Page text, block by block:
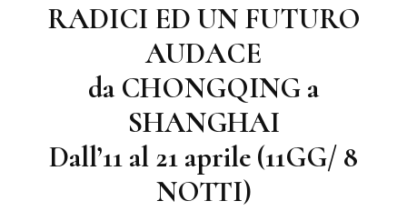
RADICI ED UN FUTURO
AUDACE
da CHONGQING a
SHANGHAI
Dall’11 al 21 aprile (11GG/ 8
NOTTI)